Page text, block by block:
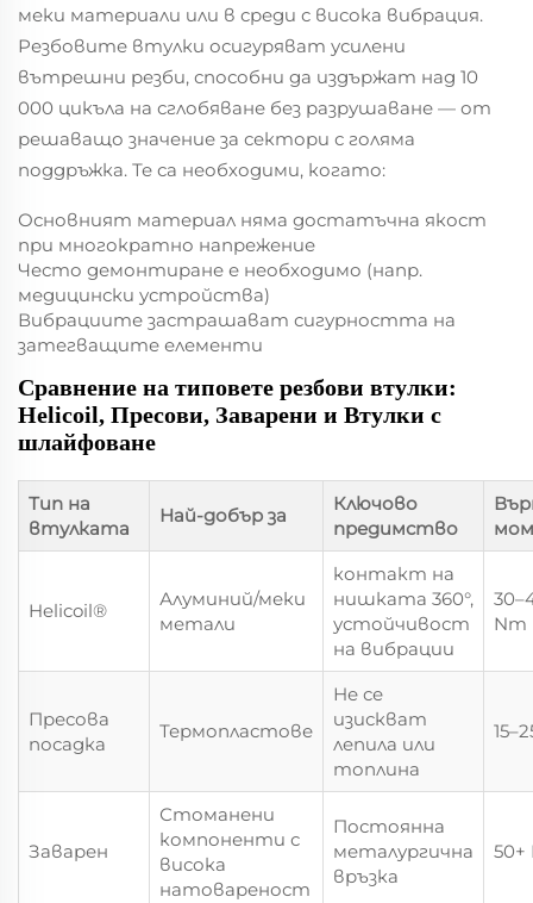
меки материали или в среди с висока вибрация.
Резбовите втулки осигуряват усилени
вътрешни резби, способни да издържат над 10
000 цикъла на сглобяване без разрушаване — от
решаващо значение за сектори с голяма
поддръжка. Те са необходими, когато:
Основният материал няма достатъчна якост
при многократно напрежение
Често демонтиране е необходимо (напр.
медицински устройства)
Вибрациите застрашават сигурността на
затегващите елементи
Сравнение на типовете резбови втулки:
Helicoil, Пресови, Заварени и Втулки с
шлайфоване
Тип на
втулката
Най-добър за
Ключово
предимство
Helicoil®
Алуминий/меки
метали
контакт на
нишката 360°,
устойчивост
на вибрации
Nm
Пресова
посадка
Термопластове
Не се
изискват
лепила или
топлина
Заварен
Стоманени
компоненти с
висока
натовареност
Постоянна
металургична
връзка
50+